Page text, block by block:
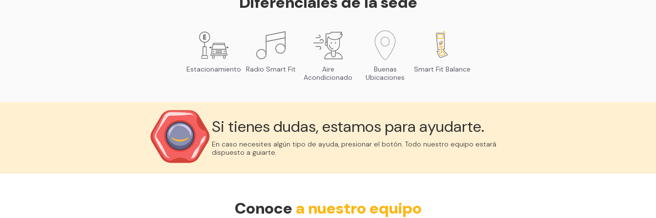
Estacionamiento Radio Smart Fit
Aire
Acondicionado
Buenas
Ubicaciones
Smart Fit Balance
Si tienes dudas, estamos para ayudarte.
En caso necesites algún tipo de ayuda, presionar el botón. Todo nuestro equipo estará
dispuesto a guiarte.
Conoce a nuestro equipo